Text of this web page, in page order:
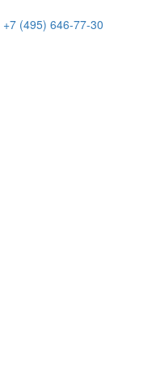
+7 (495) 646-77-30